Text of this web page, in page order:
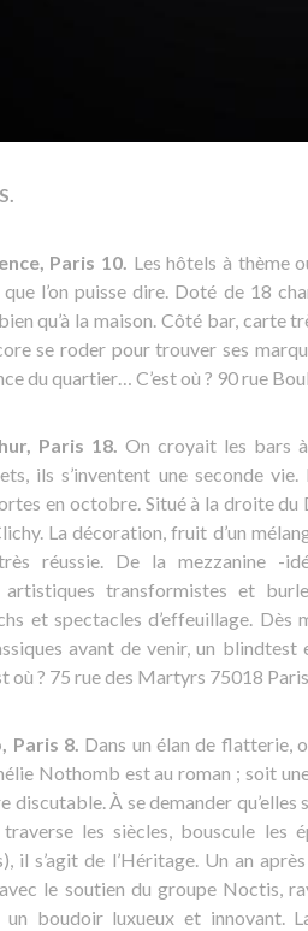
Paris 10. Les hôtels à thème
que l’on puisse dire. Doté de 18
qu’à la maison. Côté bar, carte
se roder pour trouver ses
du quartier… C’est où ? 90 rue
Paris 18. On croyait les bars
ils s’inventent une seconde
en octobre. Situé à la droite
La décoration, fruit d’un
réussie. De la mezzanine -
artistiques transformistes et
et spectacles d’effeuillage.
avant de venir, un
où ? 75 rue des Martyrs 75018
Paris 8. Dans un élan de flatterie,
Nothomb est au roman ; soit
discutable. À se demander qu’elles
les siècles, bouscule les
il s’agit de l’Héritage. Un an
le soutien du groupe Noctis,
un boudoir luxueux et innovant.